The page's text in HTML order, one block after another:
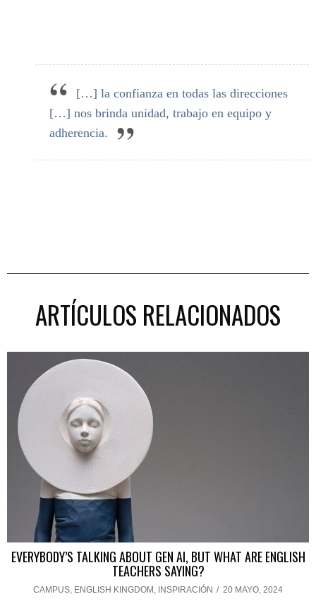
[…] la confianza en todas las direcciones
[…] nos brinda unidad, trabajo en equipo y
adherencia.
ARTÍCULOS RELACIONADOS
EVERYBODY’S TALKING ABOUT GEN AI, BUT WHAT ARE ENGLISH
TEACHERS SAYING?
CAMPUS ENGLISH KINGDOM INSPIRACIÓN / 20 MAYO, 2024